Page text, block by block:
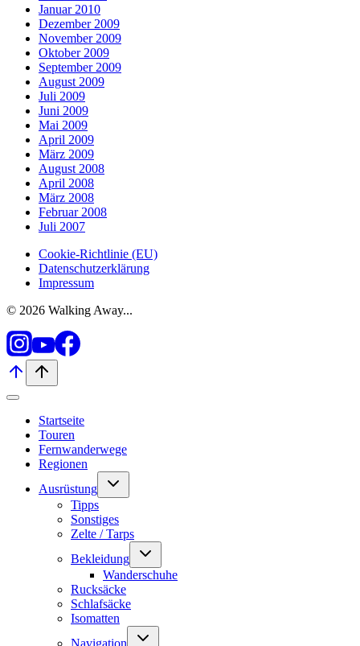
Januar 2010
Dezember 2009
November 2009
Oktober 2009
September 2009
August 2009
Juli 2009
Juni 2009
Mai 2009
April 2009
März 2009
August 2008
April 2008
März 2008
Februar 2008
Juli 2007
Cookie-Richtlinie (EU)
Datenschutzerklärung
Impressum
© 2026 Walking Away...
Startseite
Touren
Fernwanderwege
Regionen
Ausrüstung
Untermenü
Tipps
Sonstiges
Zelte / Tarps
Bekleidung
Untermenü
Wanderschuhe
Rucksäcke
Schlafsäcke
Isomatten
Untermenü